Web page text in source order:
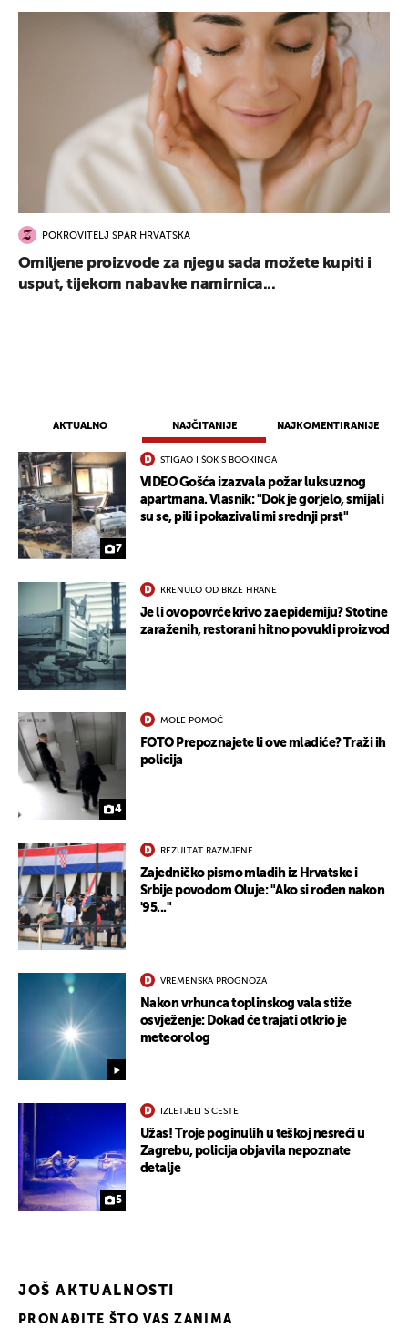
AKTUALNO NAJČITANIJE NAJKOMENTIRANIJE
7
STIGAO I ŠOK S BOOKINGA
VIDEO Gošća izazvala požar luksuznog
apartmana. Vlasnik: "Dok je gorjelo, smijali
su se, pili i pokazivali mi srednji prst"
KRENULO OD BRZE HRANE
Je li ovo povrće krivo za epidemiju? Stotine
zaraženih, restorani hitno povukli proizvod
4
MOLE POMOĆ
FOTO Prepoznajete li ove mladiće? Traži ih
policija
REZULTAT RAZMJENE
Zajedničko pismo mladih iz Hrvatske i
Srbije povodom Oluje: "Ako si rođen nakon
'95..."
VREMENSKA PROGNOZA
Nakon vrhunca toplinskog vala stiže
osvježenje: Dokad će trajati otkrio je
meteorolog
5
IZLETJELI S CESTE
Užas! Troje poginulih u teškoj nesreći u
Zagrebu, policija objavila nepoznate
detalje
JOŠ AKTUALNOSTI
POKROVITELJ SPAR HRVATSKA
Omiljene proizvode za njegu sada možete kupiti i
usput, tijekom nabavke namirnica...
PRONAĐITE ŠTO VAS ZANIMA
UKLJUČITE NOTIFIKACIJE